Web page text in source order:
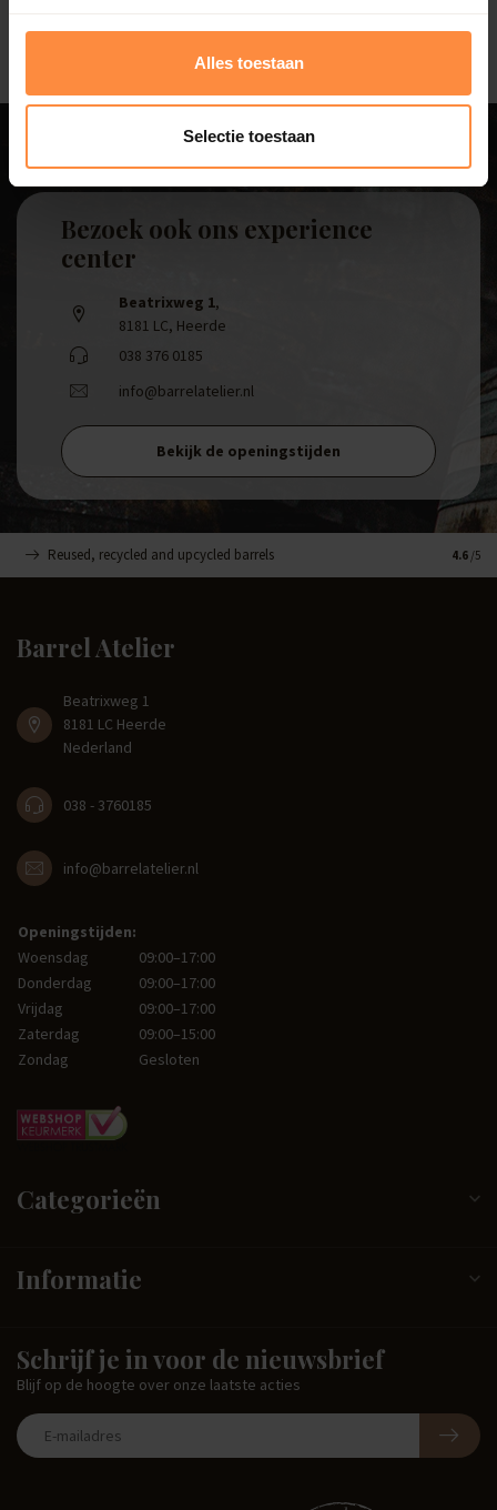
Alles toestaan
Selectie toestaan
Bezoek ook ons experience
center
Beatrixweg 1,
8181 LC, Heerde
038 376 0185
info@barrelatelier.nl
Bekijk de openingstijden
Reused, recycled and upcycled barrels 4.6 /5
Barrel Atelier
Beatrixweg 1
8181 LC Heerde
Nederland
038 - 3760185
info@barrelatelier.nl
Openingstijden:
Woensdag
09:00–17:00
Donderdag
09:00–17:00
Vrijdag
09:00–17:00
Zaterdag
09:00–15:00
Zondag
Gesloten
Categorieën
Informatie
Schrijf je in voor de nieuwsbrief
Blijf op de hoogte over onze laatste acties